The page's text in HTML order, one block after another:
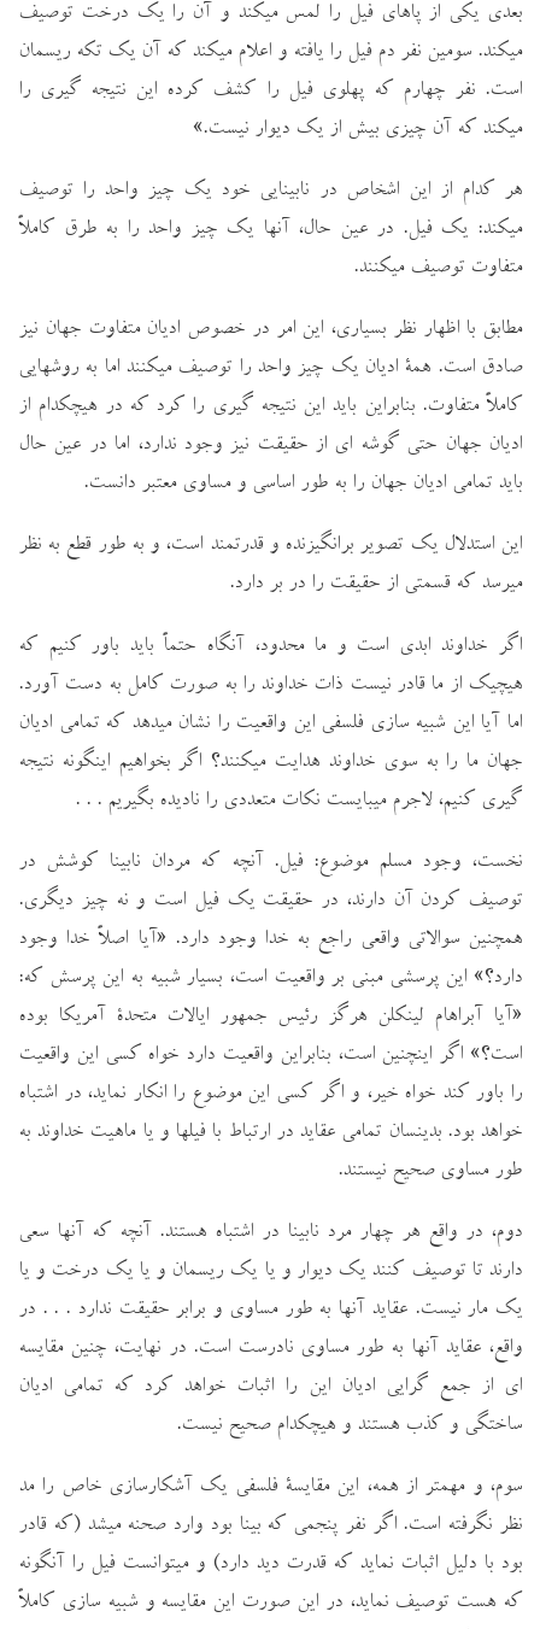
بعدي يكي از پاهاي فيل را لمس ميكند و آن را يك درخت توصيف
ميكند. سومين نفر دم فيل را يافته و اعلام ميكند كه آن يك تكه ريسمان
است. نفر چهارم كه پهلوي فيل را كشف كرده اين نتيجه گيري را
ميكند كه آن چيزي بيش از يك ديوار نيست.»
هر كدام از اين اشخاص در نابينايي خود يك چيز واحد را توصيف
ميكند: يك فيل. در عين حال، آنها يك چيز واحد را به طرق كاملاً
متفاوت توصيف ميكنند.
مطابق با اظهار نظر بسياري، اين امر در خصوص اديان متفاوت جهان نيز
صادق است. همة اديان يك چيز واحد را توصيف ميكنند اما به روشهايي
كاملاً متفاوت. بنابراين بايد اين نتيجه گيري را كرد كه در هيچكدام از
اديان جهان حتي گوشه اي از حقيقت نيز وجود ندارد، اما در عين حال
بايد تمامي اديان جهان را به طور اساسي و مساوي معتبر دانست.
اين استدلال يك تصوير برانگيزنده و قدرتمند است، و به طور قطع به نظر
ميرسد كه قسمتي از حقيقت را در بر دارد.
اگر خداوند ابدي است و ما محدود، آنگاه حتماً بايد باور كنيم كه
هيچيك از ما قادر نيست ذات خداوند را به صورت كامل به دست آورد.
اما آيا اين شبيه سازي فلسفي اين واقعيت را نشان ميدهد كه تمامي اديان
جهان ما را به سوي خداوند هدايت ميكنند؟ اگر بخواهيم اينگونه نتيجه
گيري كنيم، لاجرم ميبايست نكات متعددي را ناديده بگيريم . . .
نخست، وجود مسلم موضوع: فيل. آنچه كه مردان نابينا كوشش در
توصيف كردن آن دارند، در حقيقت يك فيل است و نه چيز ديگري.
همچنين سوالاتي واقعي راجع به خدا وجود دارد. «آيا اصلاً خدا وجود
دارد؟» اين پرسشي مبني بر واقعيت است، بسيار شبيه به اين پرسش كه:
«آيا آبراهام لينكلن هرگز رئيس جمهور ايالات متحدة آمريكا بوده
است؟» اگر اينچنين است، بنابراين واقعيت دارد خواه كسي اين واقعيت
را باور كند خواه خير، و اگر كسي اين موضوع را انكار نمايد، در اشتباه
خواهد بود. بدينسان تمامي عقايد در ارتباط با فيلها و يا ماهيت خداوند به
طور مساوي صحيح نيستند.
دوم، در واقع هر چهار مرد نابينا در اشتباه هستند. آنچه كه آنها سعي
دارند تا توصيف كنند يك ديوار و يا يك ريسمان و يا يك درخت و يا
يك مار نيست. عقايد آنها به طور مساوي و برابر حقيقت ندارد . . . در
واقع، عقايد آنها به طور مساوي نادرست است. در نهايت، چنين مقايسه
اي از جمع گرايي اديان اين را اثبات خواهد كرد كه تمامي اديان
ساختگي و كذب هستند و هيچكدام صحيح نيست.
سوم، و مهمتر از همه، اين مقايسة فلسفي يك آشكارسازي خاص را مد
نظر نگرفته است. اگر نفر پنجمي كه بينا بود وارد صحنه ميشد (كه قادر
بود با دليل اثبات نمايد كه قدرت ديد دارد) و ميتوانست فيل را آنگونه
كه هست توصيف نمايد، در اين صورت اين مقايسه و شبيه سازي كاملاً